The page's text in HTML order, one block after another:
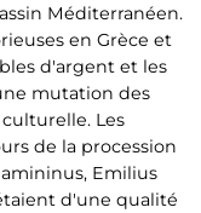
Méditerranéen.
en Grèce et
d'argent et les
mutation des
Les
de la procession
Emilius
d'une qualité